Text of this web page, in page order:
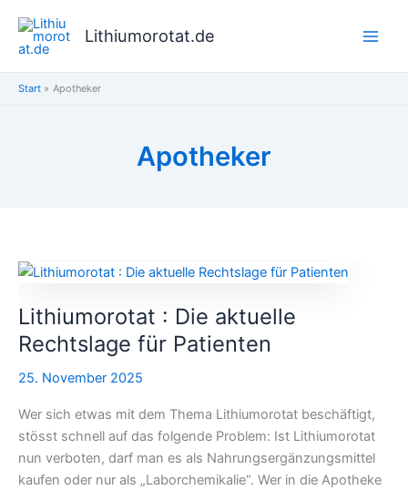
Inhalt
springen
Lithiumorotat.de
Start Apotheker
Apotheker
Lithiumorotat : Die aktuelle
Rechtslage für Patienten
25. November 2025
Wer sich etwas mit dem Thema Lithiumorotat beschäftigt,
stösst schnell auf das folgende Problem: Ist Lithiumorotat
nun verboten, darf man es als Nahrungsergänzungsmittel
kaufen oder nur als „Laborchemikalie“. Wer in die Apotheke
Lithiumorotat
Die
aktuelle
Rechtslage
für